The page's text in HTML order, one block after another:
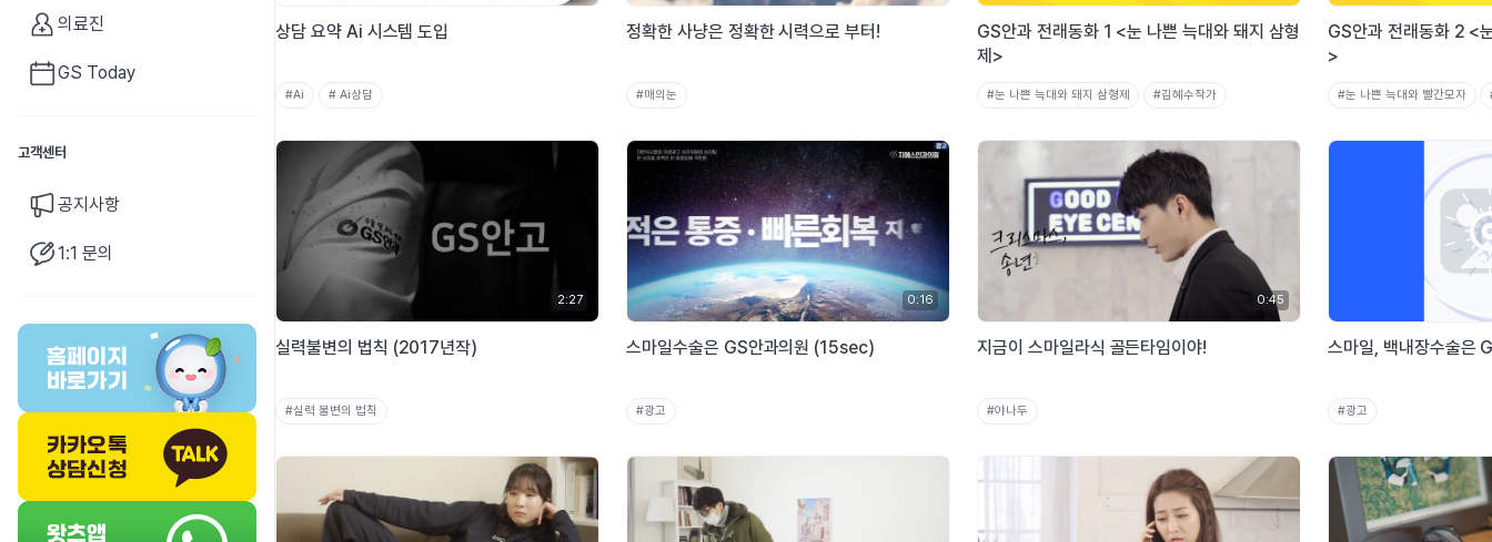
의료진
GS Today
고객센터
공지사항
1:1 문의
상담 요약 Ai 시스템 도입
#Ai # Ai상담
정확한 사냥은 정확한 시력으로 부터!
#매의눈
GS안과 전래동화 1 <눈 나쁜 늑대와 돼지 삼형
제>
#눈 나쁜 늑대와 돼지 삼형제 #김혜수작가
GS안과 전래동화 2 <
>
#눈 나쁜 늑대와 빨간모자
2:27
실력불변의 법칙 (2017년작)
#실력 불변의 법칙
0:16
스마일수술은 GS안과의원 (15sec)
#광고
0:45
지금이 스마일라식 골든타임이야!
#야나두
스마일, 백내장수술은
#광고